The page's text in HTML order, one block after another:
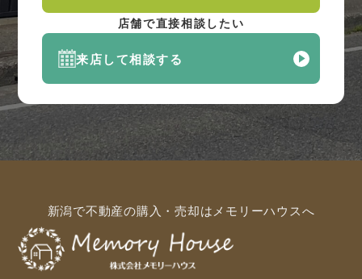
店舗で直接相談したい
来店して相談する
新潟で不動産の購入・売却はメモリーハウスへ